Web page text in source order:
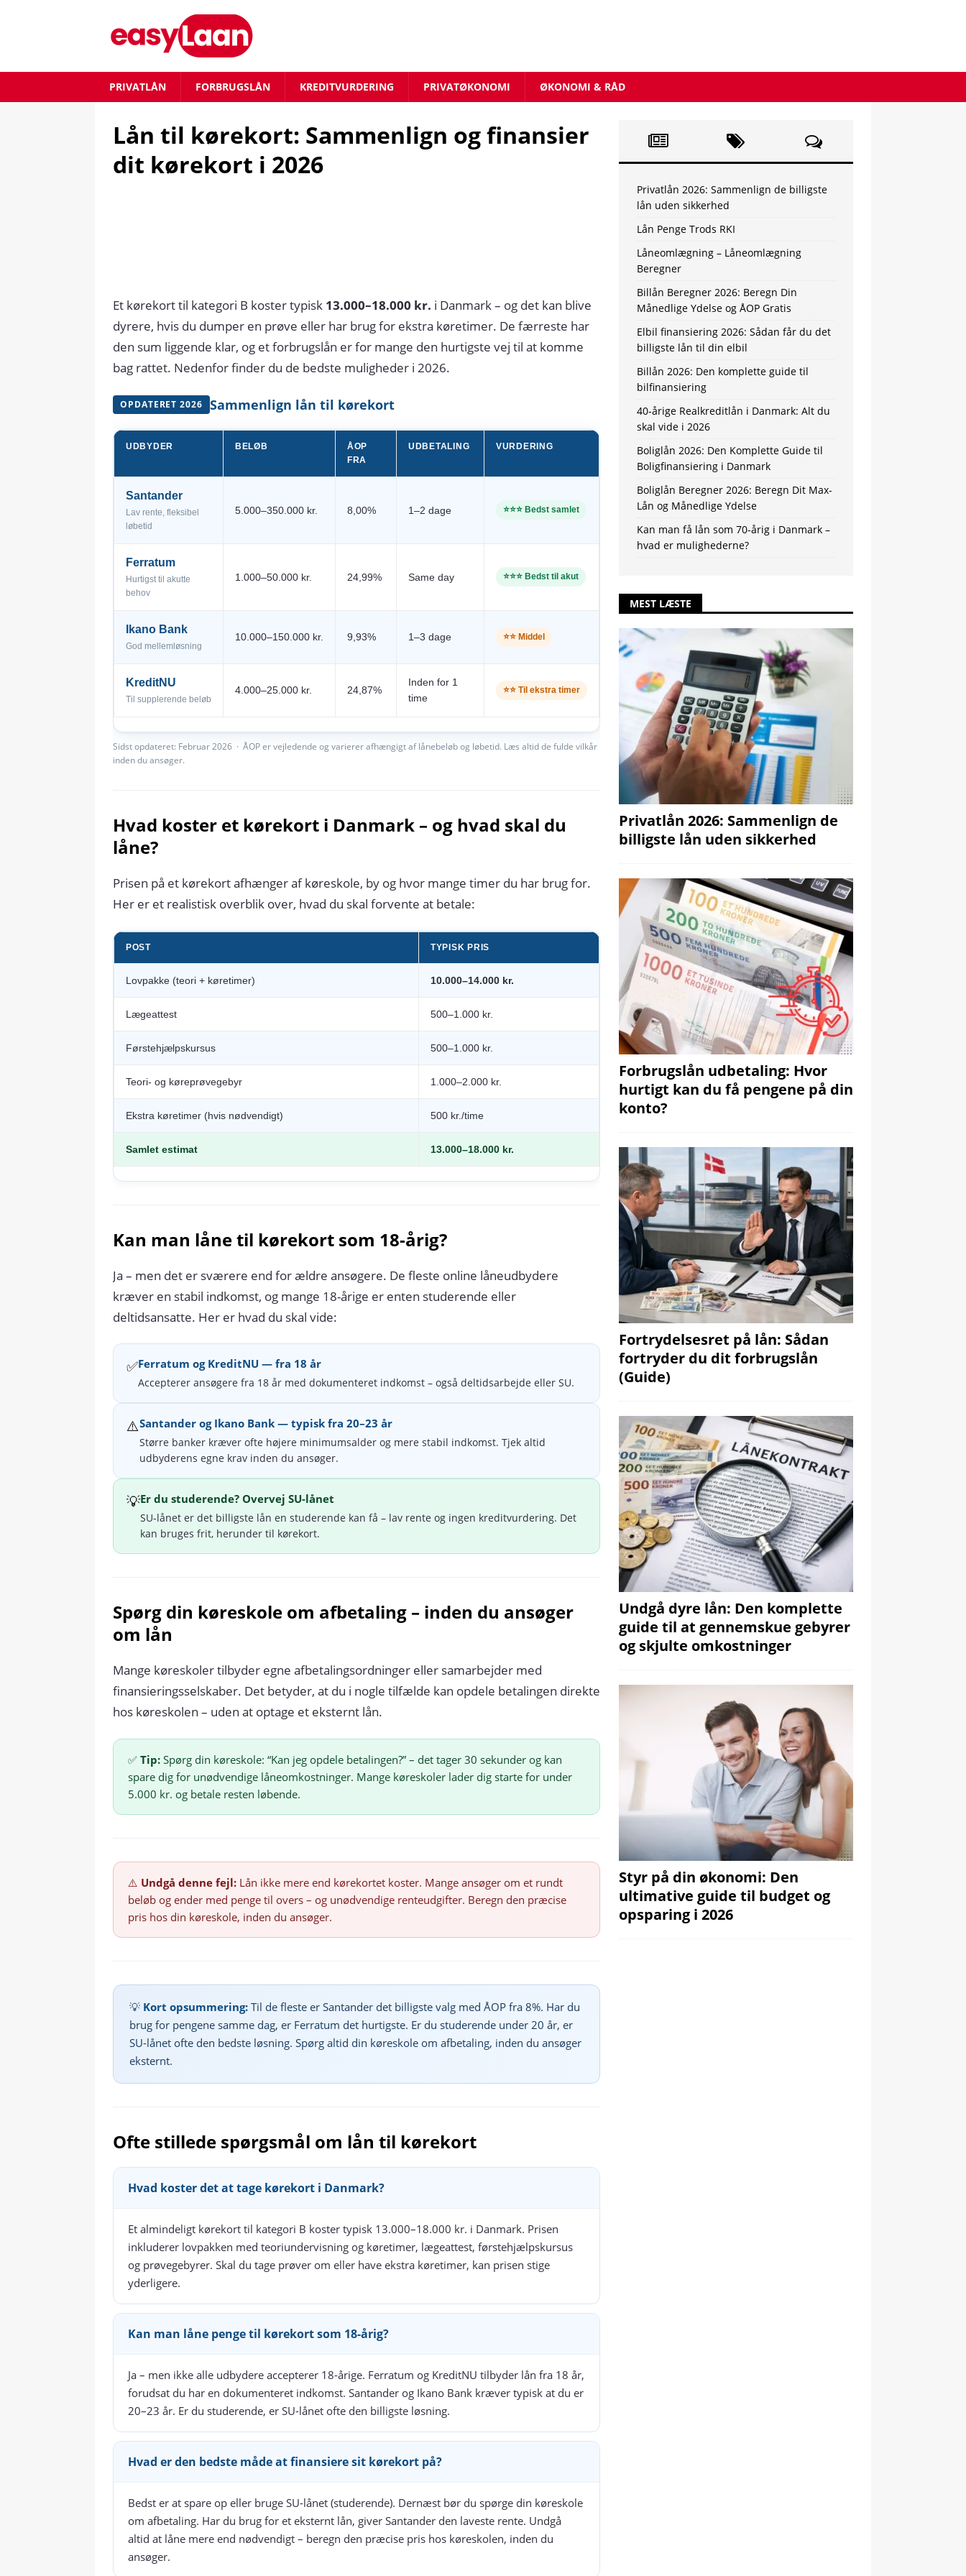
PRIVATLÅN FORBRUGSLÅN KREDITVURDERING PRIVATØKONOMI ØKONOMI & RÅD
Lån til kørekort: Sammenlign og finansier
dit kørekort i 2026
Et kørekort til kategori B koster typisk 13.000–18.000 kr. i Danmark – og det kan blive
dyrere, hvis du dumper en prøve eller har brug for ekstra køretimer. De færreste har
den sum liggende klar, og et forbrugslån er for mange den hurtigste vej til at komme
bag rattet. Nedenfor finder du de bedste muligheder i 2026.
OPDATERET 2026 Sammenlign lån til kørekort
UDBYDER BELØB
ÅOP
FRA
UDBETALING VURDERING
Santander
Lav rente, fleksibel
løbetid
5.000–350.000 kr. 8,00% 1–2 dage ⭐⭐⭐ Bedst samlet
Ferratum
Hurtigst til akutte
behov
1.000–50.000 kr. 24,99% Same day ⭐⭐⭐ Bedst til akut
Ikano Bank
God mellemløsning
10.000–150.000 kr. 9,93% 1–3 dage ⭐⭐ Middel
KreditNU
Til supplerende beløb
4.000–25.000 kr. 24,87%
Inden for 1
time
⭐⭐ Til ekstra timer
Sidst opdateret: Februar 2026 · ÅOP er vejledende og varierer afhængigt af lånebeløb og løbetid. Læs altid de fulde vilkår
inden du ansøger.
Hvad koster et kørekort i Danmark – og hvad skal du
låne?
Prisen på et kørekort afhænger af køreskole, by og hvor mange timer du har brug for.
Her er et realistisk overblik over, hvad du skal forvente at betale:
POST TYPISK PRIS
Lovpakke (teori + køretimer) 10.000–14.000 kr.
Lægeattest 500–1.000 kr.
Førstehjælpskursus 500–1.000 kr.
Teori- og køreprøvegebyr 1.000–2.000 kr.
Ekstra køretimer (hvis nødvendigt) 500 kr./time
Samlet estimat 13.000–18.000 kr.
Kan man låne til kørekort som 18-årig?
Ja – men det er sværere end for ældre ansøgere. De fleste online låneudbydere
kræver en stabil indkomst, og mange 18-årige er enten studerende eller
deltidsansatte. Her er hvad du skal vide:
✅Ferratum og KreditNU — fra 18 år
Accepterer ansøgere fra 18 år med dokumenteret indkomst – også deltidsarbejde eller SU.
⚠️Santander og Ikano Bank — typisk fra 20–23 år
Større banker kræver ofte højere minimumsalder og mere stabil indkomst. Tjek altid
udbyderens egne krav inden du ansøger.
💡Er du studerende? Overvej SU-lånet
SU-lånet er det billigste lån en studerende kan få – lav rente og ingen kreditvurdering. Det
kan bruges frit, herunder til kørekort.
Spørg din køreskole om afbetaling – inden du ansøger
om lån
Mange køreskoler tilbyder egne afbetalingsordninger eller samarbejder med
finansieringsselskaber. Det betyder, at du i nogle tilfælde kan opdele betalingen direkte
hos køreskolen – uden at optage et eksternt lån.
✅ Tip: Spørg din køreskole: “Kan jeg opdele betalingen?” – det tager 30 sekunder og kan
spare dig for unødvendige låneomkostninger. Mange køreskoler lader dig starte for under
5.000 kr. og betale resten løbende.
⚠️ Undgå denne fejl: Lån ikke mere end kørekortet koster. Mange ansøger om et rundt
beløb og ender med penge til overs – og unødvendige renteudgifter. Beregn den præcise
pris hos din køreskole, inden du ansøger.
💡 Kort opsummering: Til de fleste er Santander det billigste valg med ÅOP fra 8%. Har du
brug for pengene samme dag, er Ferratum det hurtigste. Er du studerende under 20 år, er
SU-lånet ofte den bedste løsning. Spørg altid din køreskole om afbetaling, inden du ansøger
eksternt.
Ofte stillede spørgsmål om lån til kørekort
Hvad koster det at tage kørekort i Danmark?
Et almindeligt kørekort til kategori B koster typisk 13.000–18.000 kr. i Danmark. Prisen
inkluderer lovpakken med teoriundervisning og køretimer, lægeattest, førstehjælpskursus
og prøvegebyrer. Skal du tage prøver om eller have ekstra køretimer, kan prisen stige
yderligere.
Kan man låne penge til kørekort som 18-årig?
Ja – men ikke alle udbydere accepterer 18-årige. Ferratum og KreditNU tilbyder lån fra 18 år,
forudsat du har en dokumenteret indkomst. Santander og Ikano Bank kræver typisk at du er
20–23 år. Er du studerende, er SU-lånet ofte den billigste løsning.
Hvad er den bedste måde at finansiere sit kørekort på?
Bedst er at spare op eller bruge SU-lånet (studerende). Dernæst bør du spørge din køreskole
om afbetaling. Har du brug for et eksternt lån, giver Santander den laveste rente. Undgå
altid at låne mere end nødvendigt – beregn den præcise pris hos køreskolen, inden du
ansøger.
Privatlån 2026: Sammenlign de billigste
lån uden sikkerhed
Lån Penge Trods RKI
Låneomlægning – Låneomlægning
Beregner
Billån Beregner 2026: Beregn Din
Månedlige Ydelse og ÅOP Gratis
Elbil finansiering 2026: Sådan får du det
billigste lån til din elbil
Billån 2026: Den komplette guide til
bilfinansiering
40-årige Realkreditlån i Danmark: Alt du
skal vide i 2026
Boliglån 2026: Den Komplette Guide til
Boligfinansiering i Danmark
Boliglån Beregner 2026: Beregn Dit Max-
Lån og Månedlige Ydelse
Kan man få lån som 70-årig i Danmark –
hvad er mulighederne?
MEST LÆSTE
Privatlån 2026: Sammenlign de
billigste lån uden sikkerhed
Forbrugslån udbetaling: Hvor
hurtigt kan du få pengene på din
konto?
Fortrydelsesret på lån: Sådan
fortryder du dit forbrugslån
(Guide)
Undgå dyre lån: Den komplette
guide til at gennemskue gebyrer
og skjulte omkostninger
Styr på din økonomi: Den
ultimative guide til budget og
opsparing i 2026